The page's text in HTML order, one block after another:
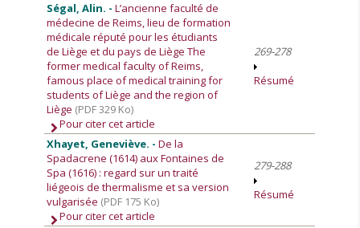
Ségal, Alin. -L’ancienne faculté de
médecine de Reims, lieu de formation
médicale réputé pour les étudiants
de Liège et du pays de Liège The
former medical faculty of Reims,
famous place of medical training for
students of Liège and the region of
Liège (PDF 329 Ko)
Pour citer cet article
269-278
Résumé
Xhayet, Geneviève. -De la
Spadacrene (1614) aux Fontaines de
Spa (1616) : regard sur un traité
liégeois de thermalisme et sa version
vulgarisée (PDF 175 Ko)
Pour citer cet article
279-288
Résumé